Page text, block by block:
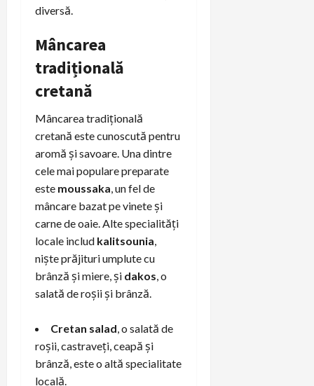
diversă.
Mâncarea
tradițională
cretană
Mâncarea tradițională
cretană este cunoscută pentru
aromă și savoare. Una dintre
cele mai populare preparate
este moussaka , un fel de
mâncare bazat pe vinete și
carne de oaie. Alte specialități
locale includ kalitsounia
niște prăjituri umplute cu
brânză și miere, și dakos , o
salată de roșii și brânză.
Cretan salad , o salată de
roșii, castraveți, ceapă și
brânză, este o altă specialitate
locală.